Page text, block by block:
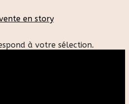
en story
à votre sélection.